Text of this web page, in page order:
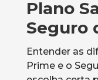
Plano
Seguro
Entender as
Prime e o